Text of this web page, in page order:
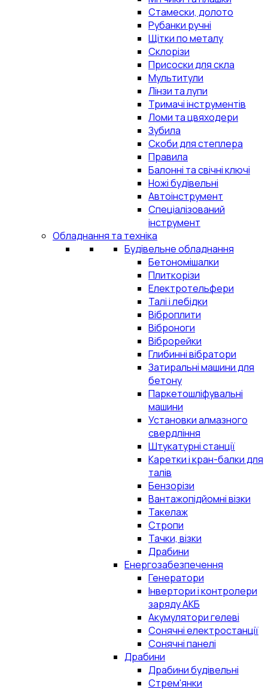
Стамески, долото
Рубанки ручні
Щітки по металу
Склорізи
Присоски для скла
Мультитули
Лінзи та лупи
Тримачі інструментів
Ломи та цвяходери
Зубила
Скоби для степлера
Правила
Балонні та свічні ключі
Ножі будівельні
Автоінструмент
Спеціалізований
інструмент
Обладнання та техніка
Будівельне обладнання
Бетономішалки
Плиткорізи
Електротельфери
Талі і лебідки
Віброплити
Віброноги
Віброрейки
Глибинні вібратори
Затиральні машини для
бетону
Паркетошліфувальні
машини
Установки алмазного
свердління
Штукатурні станції
Каретки і кран-балки для
талів
Бензорізи
Вантажопідйомні візки
Такелаж
Стропи
Тачки, візки
Драбини
Енергозабезпечення
Генератори
Інвертори і контролери
заряду АКБ
Акумулятори гелеві
Сонячні електростанції
Сонячні панелі
Драбини
Драбини будівельні
Стрем'янки